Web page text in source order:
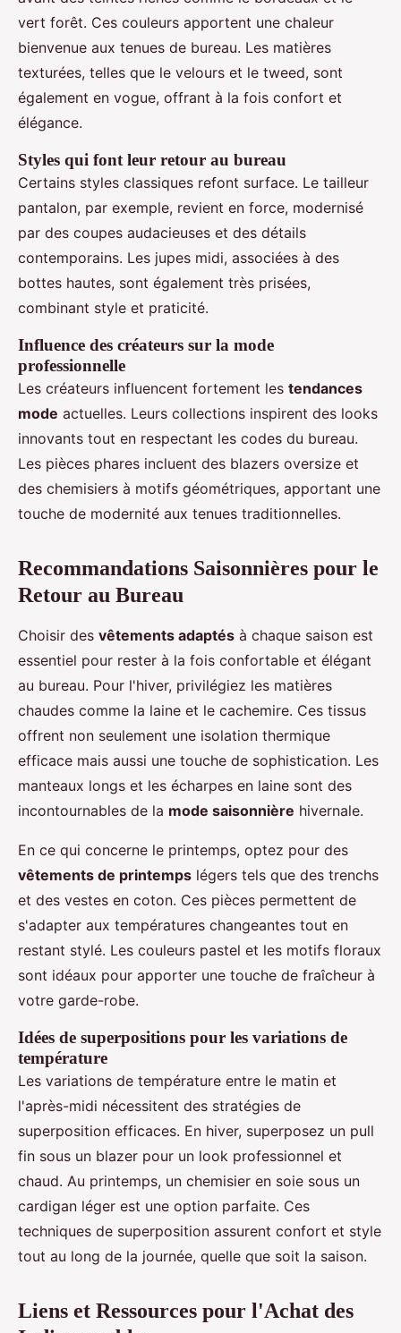
vert forêt. Ces couleurs apportent une chaleur
bienvenue aux tenues de bureau. Les matières
texturées, telles que le velours et le tweed, sont
également en vogue, offrant à la fois confort et
élégance.
Styles qui font leur retour au bureau
Certains styles classiques refont surface. Le tailleur
pantalon, par exemple, revient en force, modernisé
par des coupes audacieuses et des détails
contemporains. Les jupes midi, associées à des
bottes hautes, sont également très prisées,
combinant style et praticité.
Influence des créateurs sur la mode
professionnelle
Les créateurs influencent fortement les tendances
mode actuelles. Leurs collections inspirent des looks
innovants tout en respectant les codes du bureau.
Les pièces phares incluent des blazers oversize et
des chemisiers à motifs géométriques, apportant une
touche de modernité aux tenues traditionnelles.
Recommandations Saisonnières pour le
Retour au Bureau
Choisir des vêtements adaptés à chaque saison est
essentiel pour rester à la fois confortable et élégant
au bureau. Pour l'hiver, privilégiez les matières
chaudes comme la laine et le cachemire. Ces tissus
offrent non seulement une isolation thermique
efficace mais aussi une touche de sophistication. Les
manteaux longs et les écharpes en laine sont des
incontournables de la mode saisonnière hivernale.
En ce qui concerne le printemps, optez pour des
vêtements de printemps légers tels que des trenchs
et des vestes en coton. Ces pièces permettent de
s'adapter aux températures changeantes tout en
restant stylé. Les couleurs pastel et les motifs floraux
sont idéaux pour apporter une touche de fraîcheur à
votre garde-robe.
Idées de superpositions pour les variations de
température
Les variations de température entre le matin et
l'après-midi nécessitent des stratégies de
superposition efficaces. En hiver, superposez un pull
fin sous un blazer pour un look professionnel et
chaud. Au printemps, un chemisier en soie sous un
cardigan léger est une option parfaite. Ces
techniques de superposition assurent confort et style
tout au long de la journée, quelle que soit la saison.
Liens et Ressources pour l'Achat des